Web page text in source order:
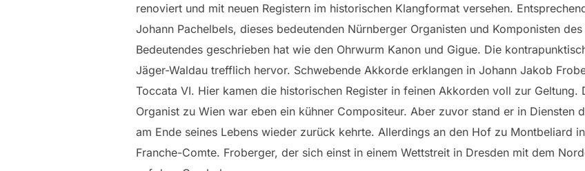
renoviert und mit neuen Registern im historischen Klangformat versehen.
Johann Pachelbels, dieses bedeutenden Nürnberger Organisten und Komponisten
Bedeutendes geschrieben hat wie den Ohrwurm Kanon und Gigue. Die
Jäger-Waldau trefflich hervor. Schwebende Akkorde erklangen in Johann Jakob
Toccata VI. Hier kamen die historischen Register in feinen Akkorden voll zur
Organist zu Wien war eben ein kühner Compositeur. Aber zuvor stand er in Diensten
am Ende seines Lebens wieder zurück kehrte. Allerdings an den Hof zu Montbeliard
Franche-Comte. Froberger, der sich einst in einem Wettstreit in Dresden mit dem